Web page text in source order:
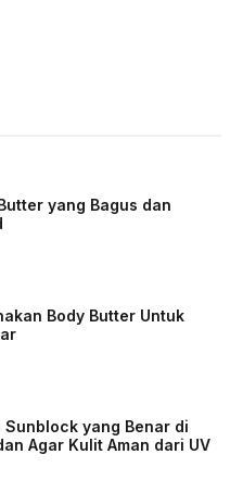
yang Bagus dan
Body Butter Untuk
Sunblock yang Benar di
Agar Kulit Aman dari UV